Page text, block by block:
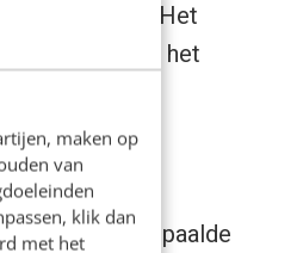
maken op
van
klik dan
met het
Evernote. Het
om zo het
sturen van bepaalde